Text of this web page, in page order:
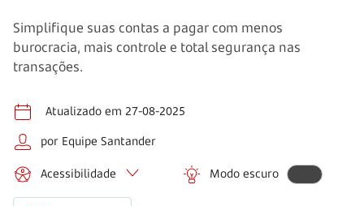
Simplifique suas contas a pagar com menos
burocracia, mais controle e total segurança nas
transações.
Atualizado em 27-08-2025
por Equipe Santander
Acessibilidade Modo escuro